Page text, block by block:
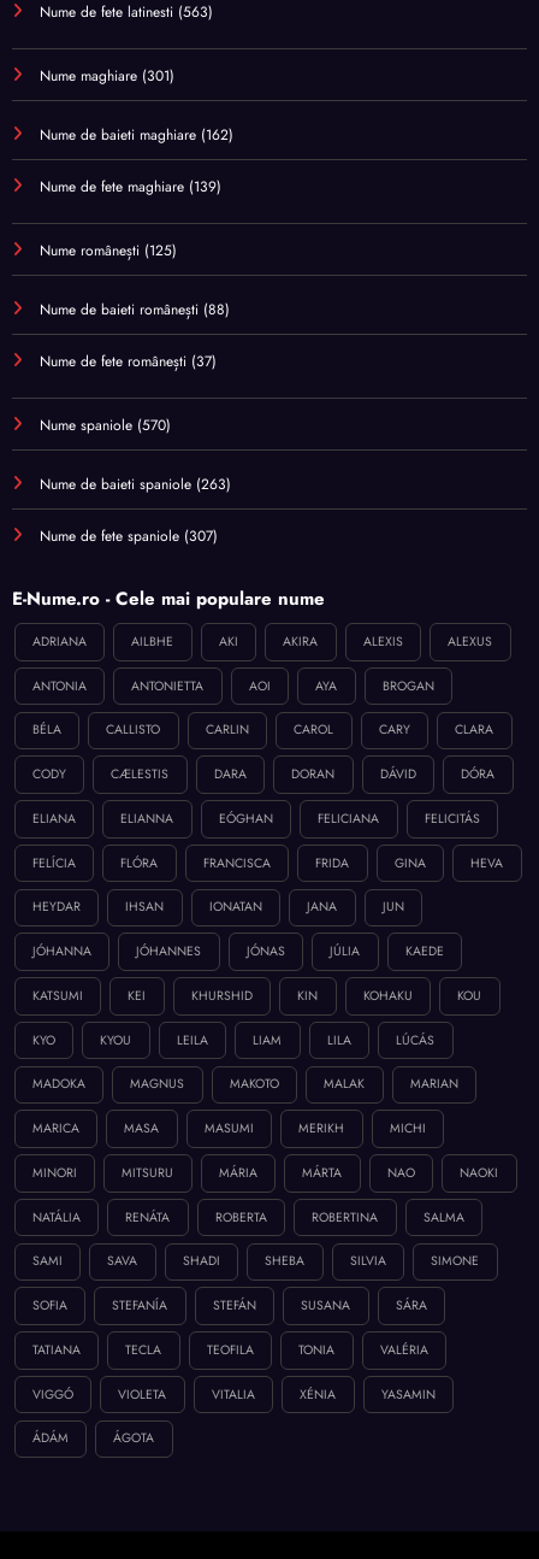
Nume de fete latinesti (563)
Nume maghiare (301)
Nume de baieti maghiare (162)
Nume de fete maghiare (139)
Nume românești (125)
Nume de baieti românești (88)
Nume de fete românești (37)
Nume spaniole (570)
Nume de baieti spaniole (263)
Nume de fete spaniole (307)
E-Nume.ro - Cele mai populare nume
ADRIANA AILBHE AKI AKIRA ALEXIS ALEXUS
ANTONIA ANTONIETTA AOI AYA BROGAN
BÉLA CALLISTO CARLIN CAROL CARY CLARA
CODY CÆLESTIS DARA DORAN DÁVID DÓRA
ELIANA ELIANNA EÓGHAN FELICIANA FELICITÁS
FELÍCIA FLÓRA FRANCISCA FRIDA GINA HEVA
HEYDAR IHSAN IONATAN JANA JUN
JÓHANNA JÓHANNES JÓNAS JÚLIA KAEDE
KATSUMI KEI KHURSHID KIN KOHAKU KOU
KYO KYOU LEILA LIAM LILA LÚCÁS
MADOKA MAGNUS MAKOTO MALAK MARIAN
MARICA MASA MASUMI MERIKH MICHI
MINORI MITSURU MÁRIA MÁRTA NAO NAOKI
NATÁLIA RENÁTA ROBERTA ROBERTINA SALMA
SAMI SAVA SHADI SHEBA SILVIA SIMONE
SOFIA STEFANÍA STEFÁN SUSANA SÁRA
TATIANA TECLA TEOFILA TONIA VALÉRIA
VIGGÓ VIOLETA VITALIA XÉNIA YASAMIN
ÁDÁM ÁGOTA